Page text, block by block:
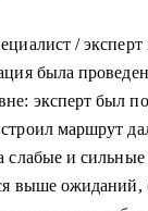
/ эксперт
была
эксперт был
маршрут
слабые и
выше ожиданий,